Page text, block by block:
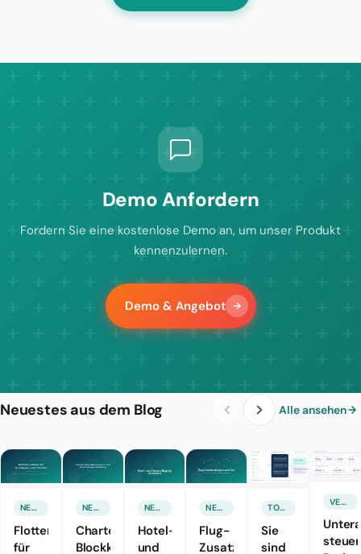
Demo Anfordern
Fordern Sie eine kostenlose Demo an, um unser Produkt
kennenzulernen.
Demo & Angebot
Neuestes aus dem Blog Alle ansehen
NEUE FUNKTION
Flottensoftware
für
NEUE FUNKTION
Charter-
Blockkontingente
NEUE FUNKTION
Hotel-
und
NEUE FUNKTION
Flug-
Zusatzleistungen
TOURISMUSTECHNOLOGIEN
Sie
sind
VERTRIEB & MARKETING